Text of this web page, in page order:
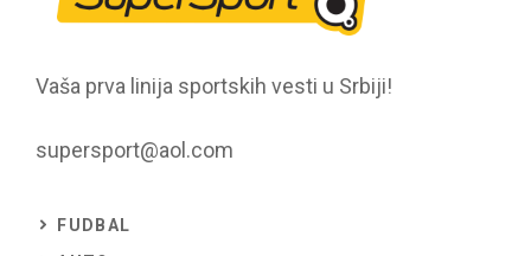
Vaša prva linija sportskih vesti u Srbiji!
supersport@aol.com
FUDBAL